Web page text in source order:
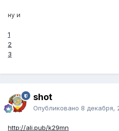
ну и
1
2
3
shot
Опубликовано 8 декабря,
http://ali.pub/k29mn